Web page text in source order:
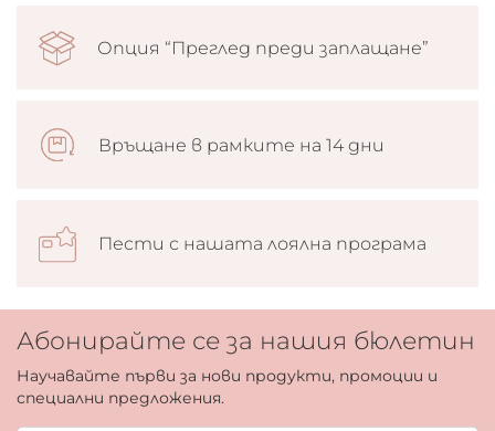
Опция “Преглед преди заплащане”
Връщане в рамките на 14 дни
Пести с нашата лоялна програма
Абонирайте се за нашия бюлетин
Научавайте първи за нови продукти, промоции и
специални предложения.